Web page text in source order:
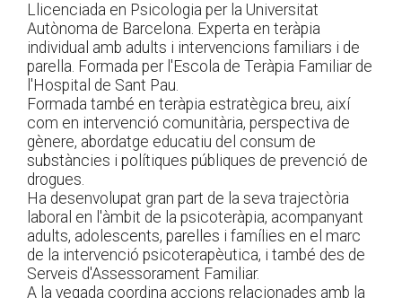
Llicenciada en Psicologia per la Universitat
Autònoma de Barcelona. Experta en teràpia
individual amb adults i intervencions familiars i de
parella. Formada per l'Escola de Teràpia Familiar de
l'Hospital de Sant Pau.
Formada també en teràpia estratègica breu, així
com en intervenció comunitària, perspectiva de
gènere, abordatge educatiu del consum de
substàncies i polítiques públiques de prevenció de
drogues.
Ha desenvolupat gran part de la seva trajectòria
laboral en l'àmbit de la psicoteràpia, acompanyant
adults, adolescents, parelles i famílies en el marc
de la intervenció psicoterapèutica, i també des de
Serveis d'Assessorament Familiar.
A la vegada coordina accions relacionades amb la